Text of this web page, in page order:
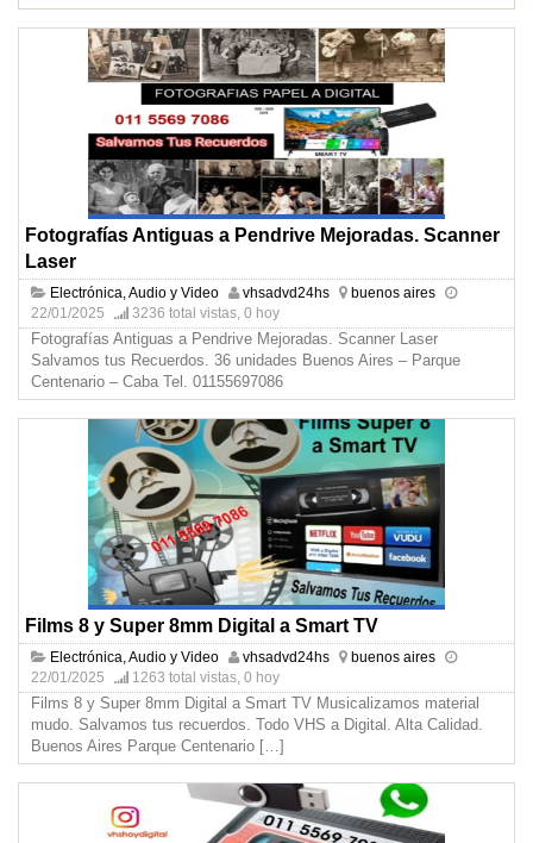
Fotografías Antiguas a Pendrive Mejoradas. Scanner
Laser
Electrónica, Audio y Video vhsadvd24hs
buenos aires
22/01/2025
3236 total vistas, 0 hoy
Fotografías Antiguas a Pendrive Mejoradas. Scanner Laser
Salvamos tus Recuerdos. 36 unidades Buenos Aires – Parque
Centenario – Caba Tel. 01155697086
Films 8 y Super 8mm Digital a Smart TV
Electrónica, Audio y Video vhsadvd24hs
buenos aires
22/01/2025
1263 total vistas, 0 hoy
Films 8 y Super 8mm Digital a Smart TV Musicalizamos material
mudo. Salvamos tus recuerdos. Todo VHS a Digital. Alta Calidad.
Buenos Aires Parque Centenario […]